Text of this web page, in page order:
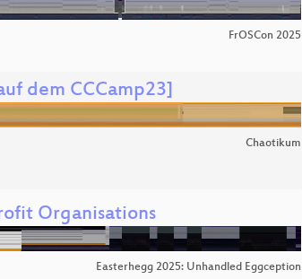
FrOSCon 2025
dem CCCamp23]
Chaotikum
Organisations
Easterhegg 2025: Unhandled Eggception